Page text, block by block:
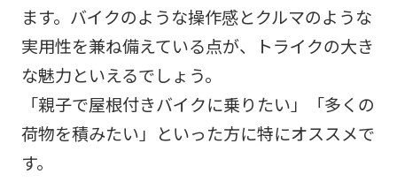
ます。バイクのような操作感とクルマのような
実用性を兼ね備えている点が、トライクの大き
な魅力といえるでしょう。
「親子で屋根付きバイクに乗りたい」「多くの
荷物を積みたい」といった方に特にオススメで
す。